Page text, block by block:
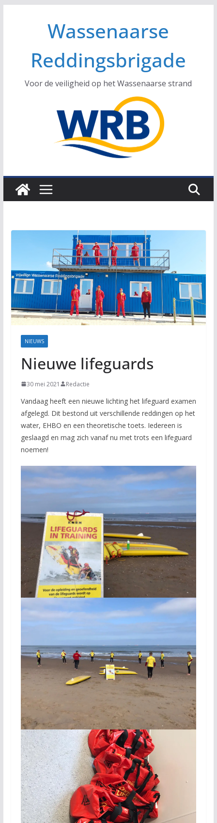
Wassenaarse
Reddingsbrigade
Voor de veiligheid op het Wassenaarse strand
NIEUWS
Nieuwe lifeguards
30 mei 2021 Redactie
Vandaag heeft een nieuwe lichting het lifeguard examen
afgelegd. Dit bestond uit verschillende reddingen op het
water, EHBO en een theoretische toets. Iedereen is
geslaagd en mag zich vanaf nu met trots een lifeguard
noemen!